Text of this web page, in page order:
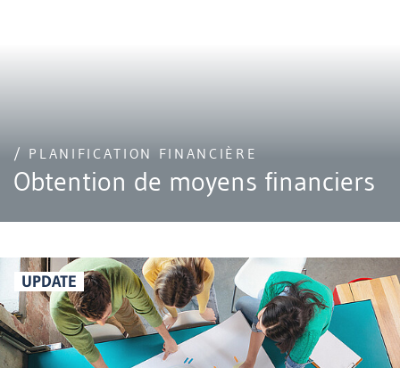
/ PLANIFICATION FINANCIÈRE
Obtention de moyens financiers
UPDATE